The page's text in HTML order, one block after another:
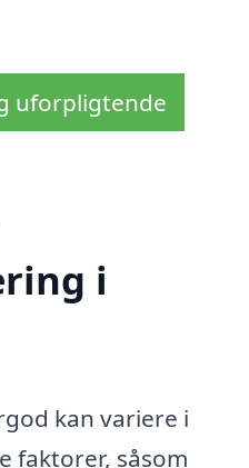
uforpligtende
i
kan variere i
faktorer, såsom